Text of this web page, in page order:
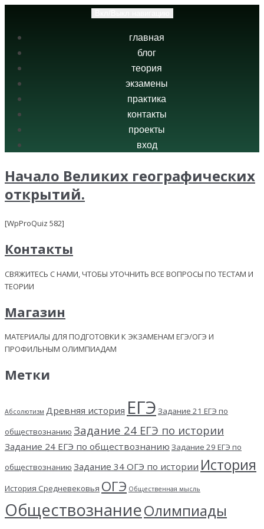
главная
блог
теория
экзамены
практика
контакты
проекты
вход
Начало Великих географических
открытий.
[WpProQuiz 582]
Контакты
СВЯЖИТЕСЬ С НАМИ, ЧТОБЫ УТОЧНИТЬ ВСЕ ВОПРОСЫ ПО ТЕСТАМ И
ТЕОРИИ
Магазин
МАТЕРИАЛЫ ДЛЯ ПОДГОТОВКИ К ЭКЗАМЕНАМ ЕГЭ/ОГЭ И
ПРОФИЛЬНЫМ ОЛИМПИАДАМ
Метки
Абсолютизм Древняя история ЕГЭ Задание 21 ЕГЭ по
обществознанию Задание 24 ЕГЭ по истории
Задание 24 ЕГЭ по обществознанию Задание 29 ЕГЭ по
обществознанию Задание 34 ОГЭ по истории История
История Средневековья ОГЭ Общественная мысль
ОбществознаниеОлимпиады